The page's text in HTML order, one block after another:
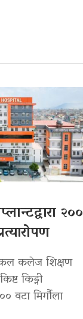
२००
कलेज शिक्षण
किड्नी
वटा मिर्गौला